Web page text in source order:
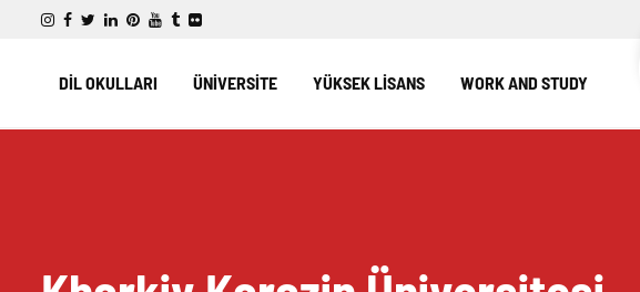
DİL OKULLARI ÜNİVERSİTE YÜKSEK LİSANS WORK AND STUDY